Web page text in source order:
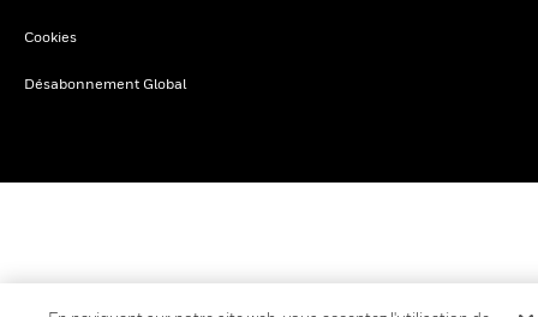
Cookies
Désabonnement Global